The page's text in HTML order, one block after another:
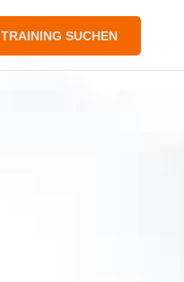
TRAINING SUCHEN